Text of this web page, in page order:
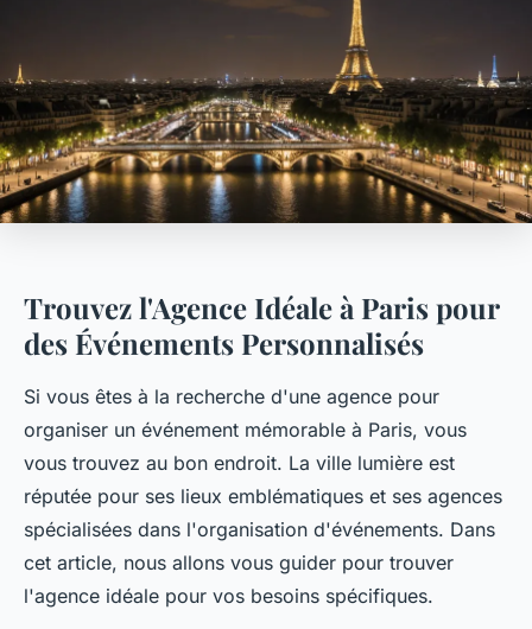
Trouvez l'Agence Idéale à Paris pour
des Événements Personnalisés
Si vous êtes à la recherche d'une agence pour
organiser un événement mémorable à Paris, vous
vous trouvez au bon endroit. La ville lumière est
réputée pour ses lieux emblématiques et ses agences
spécialisées dans l'organisation d'événements. Dans
cet article, nous allons vous guider pour trouver
l'agence idéale pour vos besoins spécifiques.